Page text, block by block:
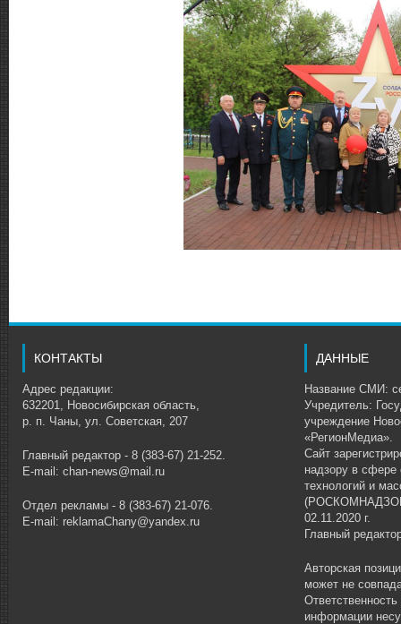
КОНТАКТЫ
Адрес редакции:
632201, Новосибирская область,
р. п. Чаны, ул. Советская, 207
Главный редактор - 8 (383-67) 21-252.
E-mail: chan-news@mail.ru
Отдел рекламы - 8 (383-67) 21-076.
E-mail: reklamaChany@yandex.ru
ДАННЫЕ
Название СМИ:
Учредитель:
учреждение
«РегионМедиа».
Сайт
надзору в
технологий и
02.11.2020 г.
Главный
Авторская
может не
информации